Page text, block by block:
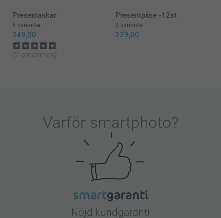
Zeinab/Smartphoto
Presentaskar
6 varianter
249,00
(2 omdömen)
Presentpåse -12st
9 varianter
229,00
Varför smartphoto?
Nöjd kundgaranti